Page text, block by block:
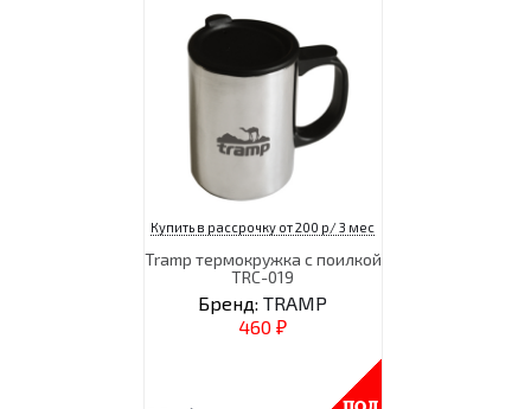
Купить в рассрочку от 200 р/ 3 мес
Tramp термокружка с поилкой
TRC-019
Бренд: TRAMP
460 ₽